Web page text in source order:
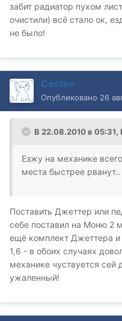
забит радиатор пухом
очистили) всё стало ок,
не было!
Costen
Опубликовано 26
В 22.08.2010 в 05:31,
Езжу на механике
места быстрее рванут..
Поставить Джеттер или
себе поставил на Моню 2
ещё комплект Джеттера
1,6 - в обоих случаях
механике чуствуется сей
ужаленный!